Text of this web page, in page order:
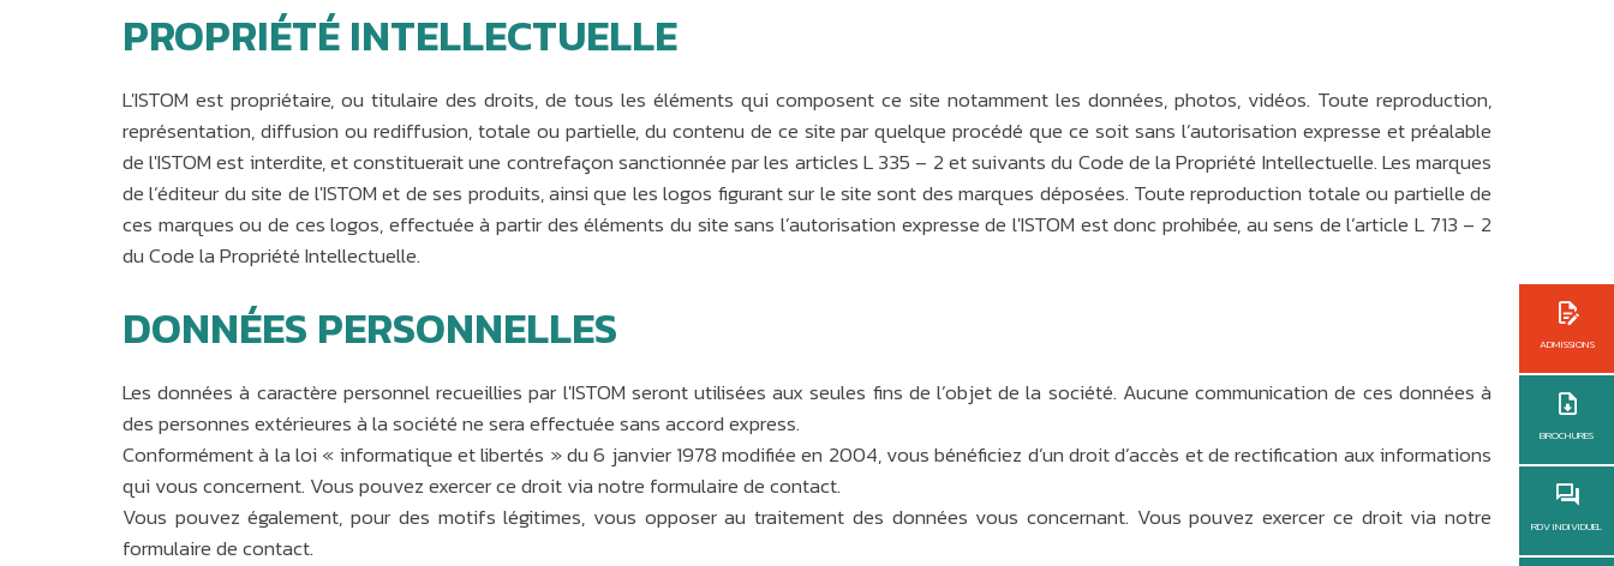
ADMISSIONS
BROCHURES
RDV INDIVIDUEL
PROPRIÉTÉ INTELLECTUELLE
L'ISTOM est propriétaire, ou titulaire des droits, de tous les éléments qui composent ce site notamment les données, photos, vidéos. Toute reproduction,
représentation, diffusion ou rediffusion, totale ou partielle, du contenu de ce site par quelque procédé que ce soit sans l’autorisation expresse et préalable
de l'ISTOM est interdite, et constituerait une contrefaçon sanctionnée par les articles L 335 – 2 et suivants du Code de la Propriété Intellectuelle. Les marques
de l’éditeur du site de l'ISTOM et de ses produits, ainsi que les logos figurant sur le site sont des marques déposées. Toute reproduction totale ou partielle de
ces marques ou de ces logos, effectuée à partir des éléments du site sans l’autorisation expresse de l'ISTOM est donc prohibée, au sens de l’article L 713 – 2
du Code la Propriété Intellectuelle.
DONNÉES PERSONNELLES
Les données à caractère personnel recueillies par l'ISTOM seront utilisées aux seules fins de l’objet de la société. Aucune communication de ces données à
des personnes extérieures à la société ne sera effectuée sans accord express.
Conformément à la loi « informatique et libertés » du 6 janvier 1978 modifiée en 2004, vous bénéficiez d’un droit d’accès et de rectification aux informations
qui vous concernent. Vous pouvez exercer ce droit via notre formulaire de contact.
Vous pouvez également, pour des motifs légitimes, vous opposer au traitement des données vous concernant. Vous pouvez exercer ce droit via notre
formulaire de contact.